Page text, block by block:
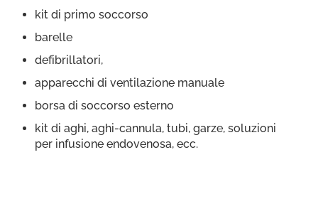
kit di primo soccorso
barelle
defibrillatori,
apparecchi di ventilazione manuale
borsa di soccorso esterno
kit di aghi, aghi-cannula, tubi, garze, soluzioni
per infusione endovenosa, ecc.